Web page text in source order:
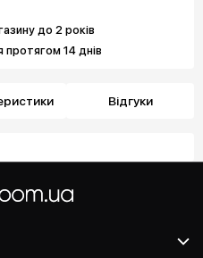
до 2 років
протягом 14 днів
Відгуки